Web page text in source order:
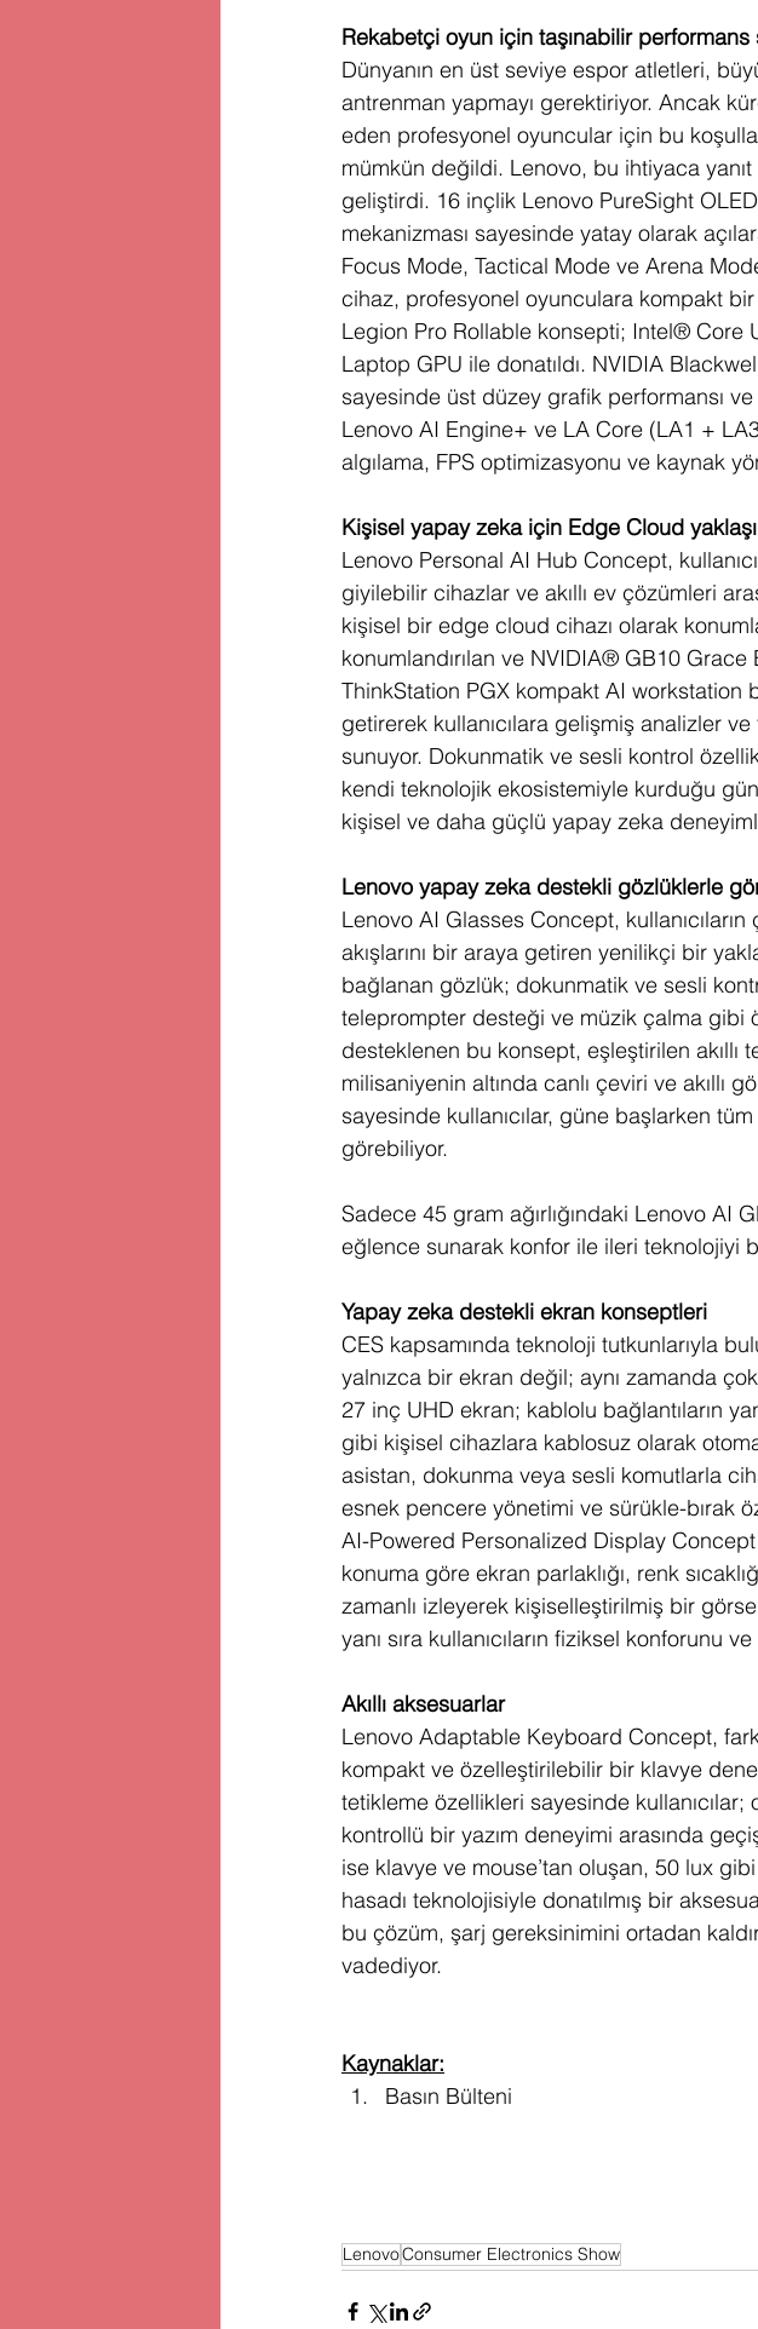
Rekabetçi oyun için taşınabilir
Dünyanın en üst seviye espor atletleri,
antrenman yapmayı gerektiriyor. Ancak
eden profesyonel oyuncular için bu
mümkün değildi. Lenovo, bu ihtiyaca
geliştirdi. 16 inçlik Lenovo PureSight
mekanizması sayesinde yatay olarak
Focus Mode, Tactical Mode ve Arena
cihaz, profesyonel oyunculara kompakt
Legion Pro Rollable konsepti; Intel® Core
Laptop GPU ile donatıldı. NVIDIA
sayesinde üst düzey grafik performansı
Lenovo AI Engine+ ve LA Core (LA1 +
algılama, FPS optimizasyonu ve kaynak
Kişisel yapay zeka için Edge Cloud
Lenovo Personal AI Hub Concept,
giyilebilir cihazlar ve akıllı ev çözümleri
kişisel bir edge cloud cihazı olarak
konumlandırılan ve NVIDIA® GB10
ThinkStation PGX kompakt AI workstation
getirerek kullanıcılara gelişmiş analizler
sunuyor. Dokunmatik ve sesli kontrol
kendi teknolojik ekosistemiyle kurduğu
kişisel ve daha güçlü yapay zeka
Lenovo yapay zeka destekli gözlüklerle
Lenovo AI Glasses Concept,
akışlarını bir araya getiren yenilikçi bir
bağlanan gözlük; dokunmatik ve sesli
teleprompter desteği ve müzik çalma gibi
desteklenen bu konsept, eşleştirilen akıllı
milisaniyenin altında canlı çeviri ve akıllı
sayesinde kullanıcılar, güne başlarken
görebiliyor.
Sadece 45 gram ağırlığındaki Lenovo AI
eğlence sunarak konfor ile ileri teknolojiyi
Yapay zeka destekli ekran konseptleri
CES kapsamında teknoloji tutkunlarıyla
yalnızca bir ekran değil; aynı zamanda
27 inç UHD ekran; kablolu bağlantıların
gibi kişisel cihazlara kablosuz olarak
asistan, dokunma veya sesli komutlarla
esnek pencere yönetimi ve sürükle-bırak
AI-Powered Personalized Display
konuma göre ekran parlaklığı, renk
zamanlı izleyerek kişiselleştirilmiş bir
yanı sıra kullanıcıların fiziksel konforunu
Akıllı aksesuarlar
Lenovo Adaptable Keyboard Concept,
kompakt ve özelleştirilebilir bir klavye
tetikleme özellikleri sayesinde kullanıcılar;
kontrollü bir yazım deneyimi arasında
ise klavye ve mouse’tan oluşan, 50 lux
hasadı teknolojisiyle donatılmış bir
bu çözüm, şarj gereksinimini ortadan
vadediyor.
Kaynaklar:
Basın Bülteni
LenovoConsumer Electronics Show